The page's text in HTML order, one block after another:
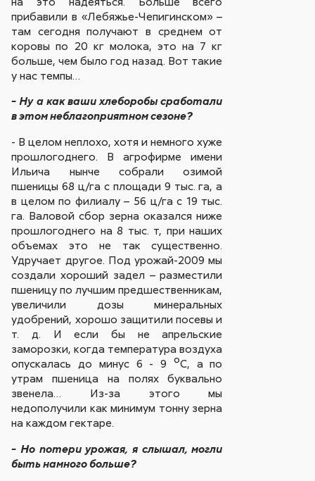
прибавили в «Лебяжье-Чепигинском» –
там сегодня получают в среднем от
коровы по 20 кг молока, это на 7 кг
больше, чем было год назад. Вот такие
у нас темпы…
- Ну а как ваши хлеборобы сработали
в этом неблагоприятном сезоне?
- В целом неплохо, хотя и немного хуже
прошлогоднего. В агрофирме имени
Ильича нынче собрали озимой
пшеницы 68 ц/га с площади 9 тыс. га, а
в целом по филиалу – 56 ц/га с 19 тыс.
га. Валовой сбор зерна оказался ниже
прошлогоднего на 8 тыс. т, при наших
объемах это не так существенно.
Удручает другое. Под урожай-2009 мы
создали хороший задел – разместили
пшеницу по лучшим предшественникам,
увеличили дозы минеральных
удобрений, хорошо защитили посевы и
т. д. И если бы не апрельские
заморозки, когда температура воздуха
опускалась до минус 6 - 9 ºС, а по
утрам пшеница на полях буквально
звенела… Из-за этого мы
недополучили как минимум тонну зерна
на каждом гектаре.
- Но потери урожая, я слышал, могли
быть намного больше?